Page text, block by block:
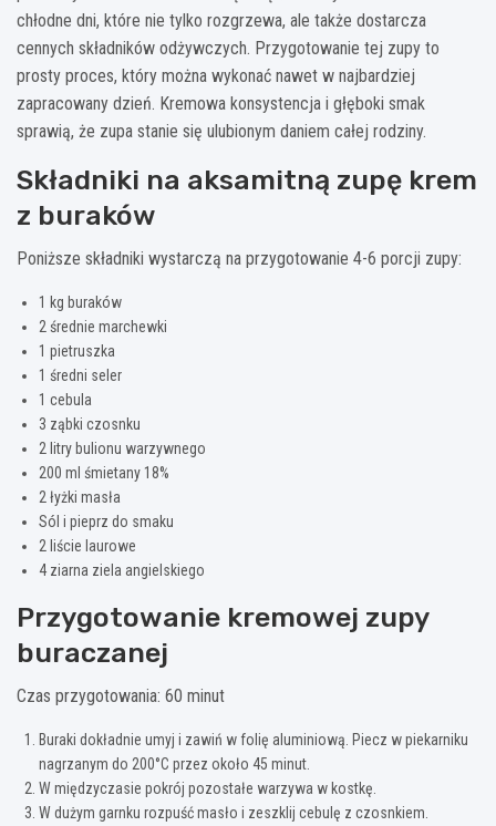
chłodne dni, które nie tylko rozgrzewa, ale także dostarcza
cennych składników odżywczych. Przygotowanie tej zupy to
prosty proces, który można wykonać nawet w najbardziej
zapracowany dzień. Kremowa konsystencja i głęboki smak
sprawią, że zupa stanie się ulubionym daniem całej rodziny.
Składniki na aksamitną zupę krem
z buraków
Poniższe składniki wystarczą na przygotowanie 4-6 porcji zupy:
1 kg buraków
2 średnie marchewki
1 pietruszka
1 średni seler
1 cebula
3 ząbki czosnku
2 litry bulionu warzywnego
200 ml śmietany 18%
2 łyżki masła
Sól i pieprz do smaku
2 liście laurowe
4 ziarna ziela angielskiego
Przygotowanie kremowej zupy
buraczanej
Czas przygotowania: 60 minut
Buraki dokładnie umyj i zawiń w folię aluminiową. Piecz w piekarniku
nagrzanym do 200°C przez około 45 minut.
W międzyczasie pokrój pozostałe warzywa w kostkę.
W dużym garnku rozpuść masło i zeszklij cebulę z czosnkiem.